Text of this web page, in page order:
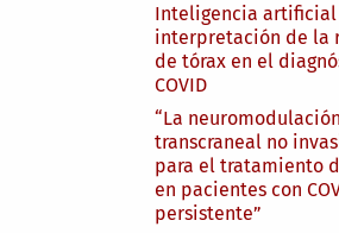
Inteligencia artificial
interpretación de la
de tórax en el
COVID
“La neuromodulación
transcraneal no
para el tratamiento
en pacientes con
persistente”